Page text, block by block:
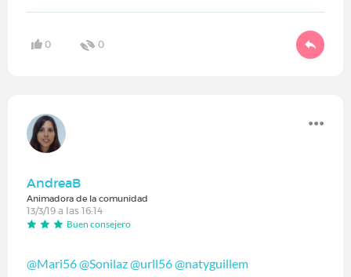
0 0
AndreaB
Animadora de la comunidad
13/3/19 a las 16:14
Buen consejero
@Mari56@Sonilaz@urll56@natyguillem